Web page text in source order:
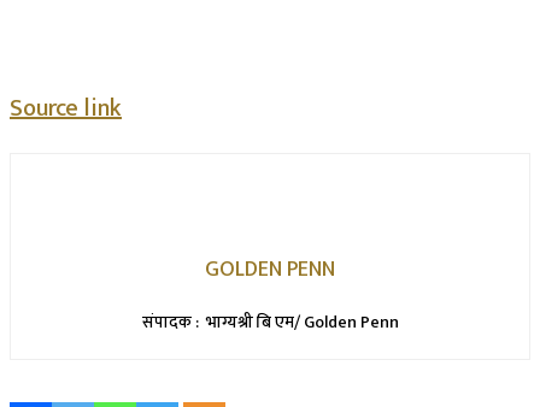
Source link
GOLDEN PENN
संपादक : भाग्यश्री बि एम/ Golden Penn